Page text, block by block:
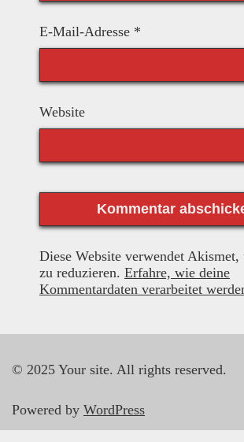
E-Mail-Adresse *
Website
Diese Website verwendet Akismet,
zu reduzieren. Erfahre, wie deine
Kommentardaten verarbeitet
© 2025 Your site. All rights reserved.
Powered by WordPress